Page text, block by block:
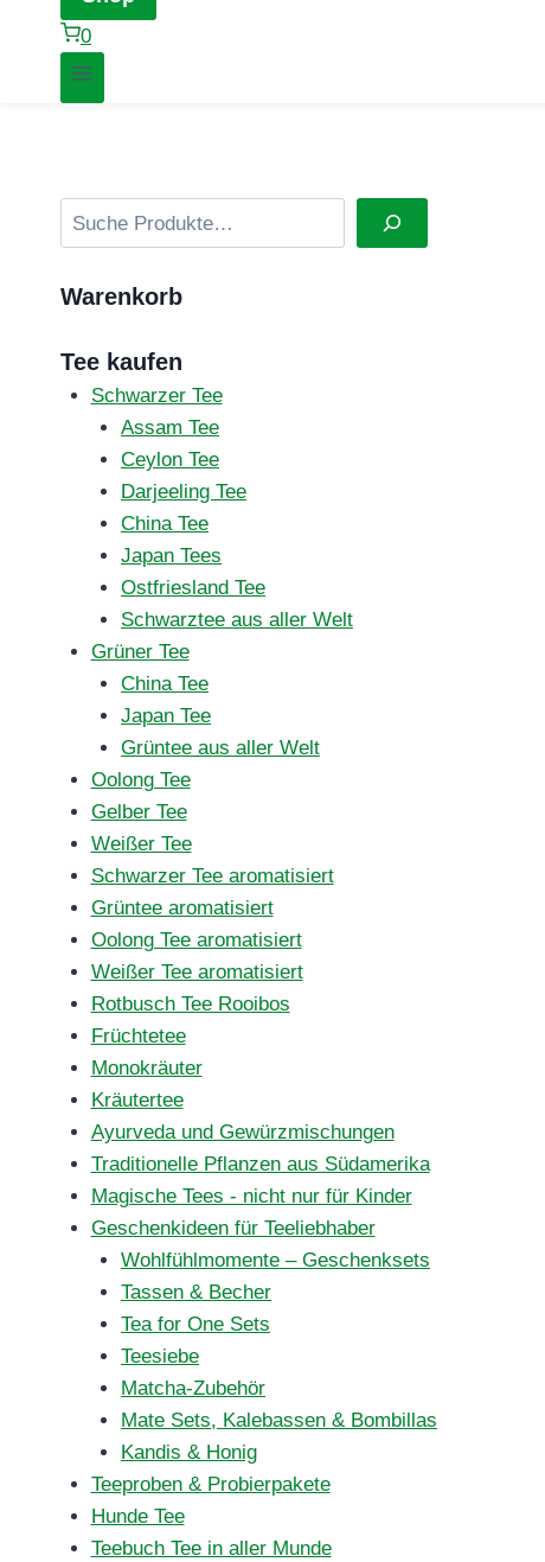
0
Suchen
Warenkorb
Tee kaufen
Schwarzer Tee
Assam Tee
Ceylon Tee
Darjeeling Tee
China Tee
Japan Tees
Ostfriesland Tee
Schwarztee aus aller Welt
Grüner Tee
China Tee
Japan Tee
Grüntee aus aller Welt
Oolong Tee
Gelber Tee
Weißer Tee
Schwarzer Tee aromatisiert
Grüntee aromatisiert
Oolong Tee aromatisiert
Weißer Tee aromatisiert
Rotbusch Tee Rooibos
Früchtetee
Monokräuter
Kräutertee
Ayurveda und Gewürzmischungen
Traditionelle Pflanzen aus Südamerika
Magische Tees - nicht nur für Kinder
Geschenkideen für Teeliebhaber
Wohlfühlmomente – Geschenksets
Tassen & Becher
Tea for One Sets
Teesiebe
Matcha-Zubehör
Mate Sets, Kalebassen & Bombillas
Kandis & Honig
Teeproben & Probierpakete
Hunde Tee
Teebuch Tee in aller Munde